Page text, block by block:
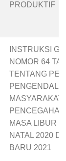
PRODUKTIF
INSTRUKSI
NOMOR 64
TENTANG
MASYARAKAT
MASA LIBUR
NATAL 2020
BARU 2021